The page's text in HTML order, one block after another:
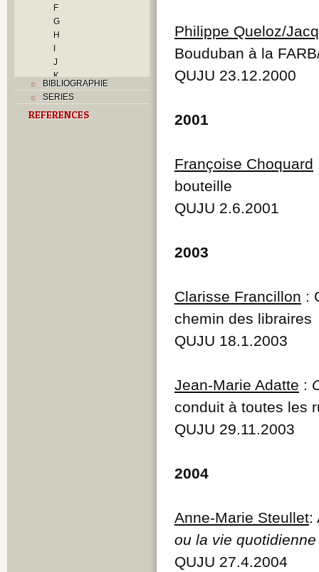
F
G
H
I
J
K
L
M
N
BIBLIOGRAPHIE
SERIES
REFERENCES
Philippe Queloz/
Bouduban à la
QUJU 23.12.2000
2001
Françoise Choquard
bouteille
QUJU 2.6.2001
2003
Clarisse Francillon :
chemin des libraires
QUJU 18.1.2003
Jean-Marie Adatte :
conduit à toutes les
QUJU 29.11.2003
2004
Anne-Marie Steullet:
ou la vie
QUJU 27.4.2004